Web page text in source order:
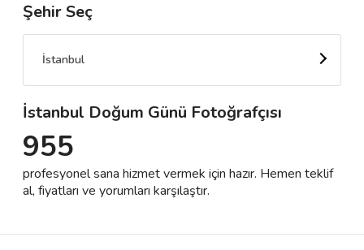
🎈 Biz Kimiz?
🌟 Müşteri Değerlendirmeleri
Destek
İletişim
Şehir Seç
İstanbul
İstanbul Doğum Günü Fotoğrafçısı
955
profesyonel sana hizmet vermek için hazır. Hemen teklif
al, fiyatları ve yorumları karşılaştır.